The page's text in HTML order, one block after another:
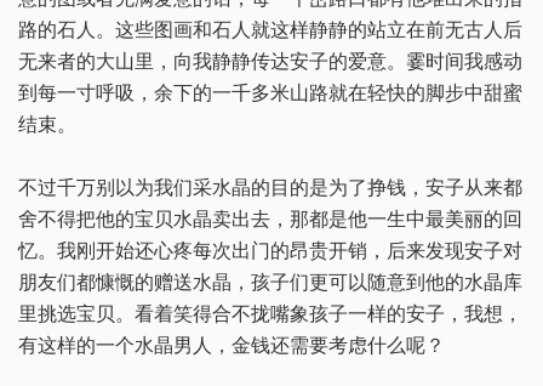
路的石人。这些图画和石人就这样静静的站立在前无古人后
无来者的大山里，向我静静传达安子的爱意。霎时间我感动
到每一寸呼吸，余下的一千多米山路就在轻快的脚步中甜蜜
结束。
不过千万别以为我们采水晶的目的是为了挣钱，安子从来都
舍不得把他的宝贝水晶卖出去，那都是他一生中最美丽的回
忆。我刚开始还心疼每次出门的昂贵开销，后来发现安子对
朋友们都慷慨的赠送水晶，孩子们更可以随意到他的水晶库
里挑选宝贝。看着笑得合不拢嘴象孩子一样的安子，我想，
有这样的一个水晶男人，金钱还需要考虑什么呢？